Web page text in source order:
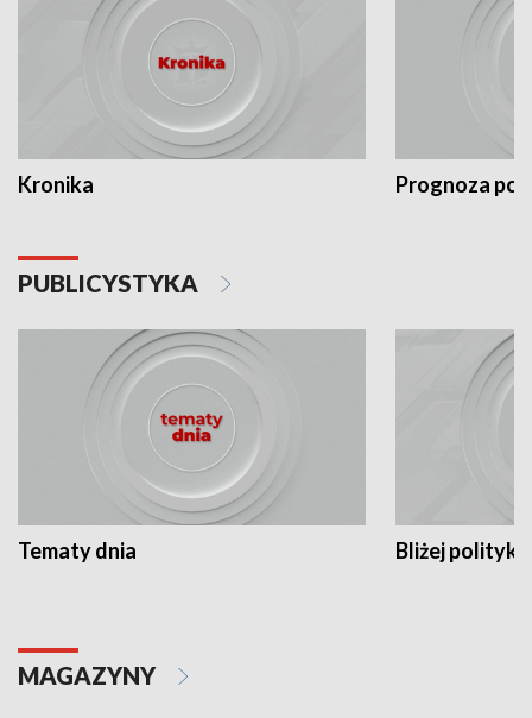
Kronika Prognoza
PUBLICYSTYKA
Tematy dnia Bliżej polityki
MAGAZYNY